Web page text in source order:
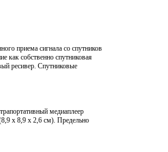
приема сигнала со спутников
как собственно спутниковая
ресивер. Спутниковые
медиаплеер
x 8,9 x 2,6 см). Предельно